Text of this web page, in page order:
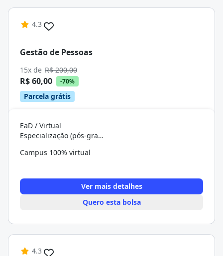
4.3
Gestão de Pessoas
15x de R$ 200,00
R$ 60,00 -70%
Parcela grátis
EaD / Virtual
Especialização (pós-graduação)
Campus 100% virtual
Ver mais detalhes
Quero esta bolsa
4.3